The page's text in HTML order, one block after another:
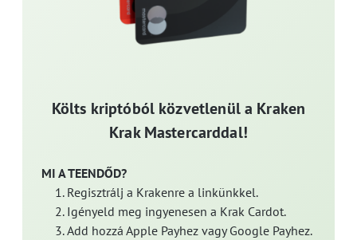
Költs kriptóból közvetlenül a Kraken
Krak Mastercarddal!
MI A TEENDŐD?
Regisztrálj a Krakenre a linkünkkel.
Igényeld meg ingyenesen a Krak Cardot.
Add hozzá Apple Payhez vagy Google Payhez.